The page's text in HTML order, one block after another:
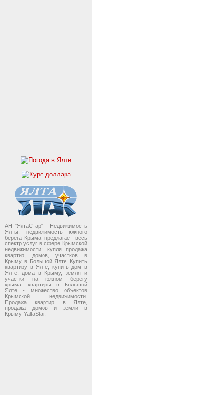
АН "ЯлтаСтар" - Недвижимость
Ялты, недвижимость южного
берега Крыма предлагает весь
спектр услуг в сфере Крымской
недвижимости: купля продажа
квартир, домов, участков в
Крыму, в Большой Ялте. Купить
квартиру в Ялте, купить дом в
Ялте, дома в Крыму, земля и
участки на южном берегу
крыма, квартиры в Большой
Ялте - множество объектов
Крымской недвижимости.
Продажа квартир в Ялте,
продажа домов и земли в
Крыму. YaltaStar.